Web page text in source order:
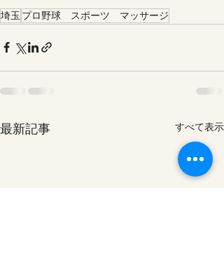
埼玉 プロ野球 スポーツ マッサージ
最新記事 すべて表示